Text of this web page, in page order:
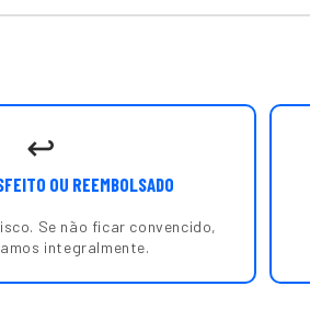
↩️
OU REEMBOLSADO
Se não ficar convencido,
integralmente.